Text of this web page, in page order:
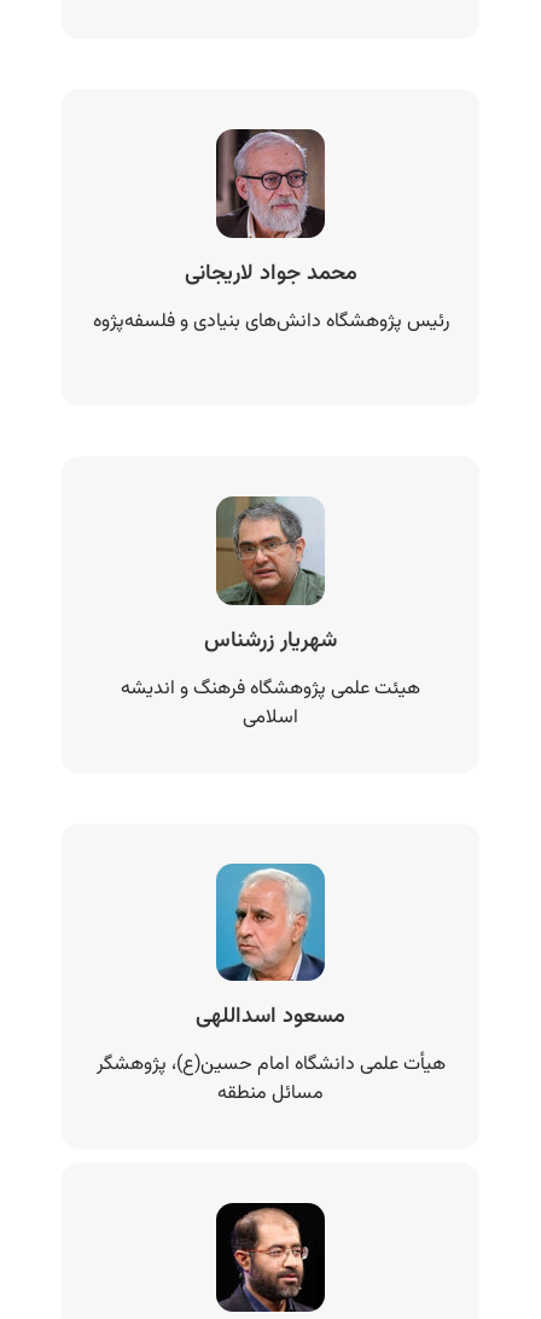
شهریار زرشناس
هیئت علمی پژوهشگاه فرهنگ و اندیشه
اسلامی
محمد جواد لاریجانی
رئیس پژوهشگاه دانش‌های بنیادی و فلسفه‌پژوه
مسعود اسداللهی
هیأت علمی دانشگاه امام حسین(ع)، پژوهشگر
مسائل منطقه